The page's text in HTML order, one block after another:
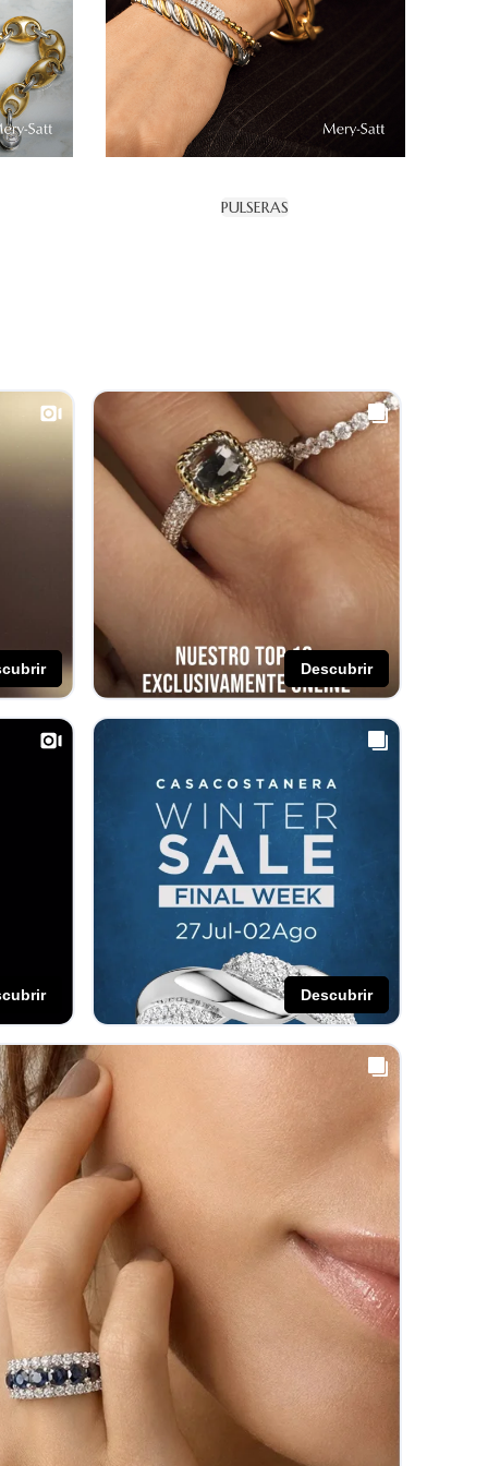
PULSERAS